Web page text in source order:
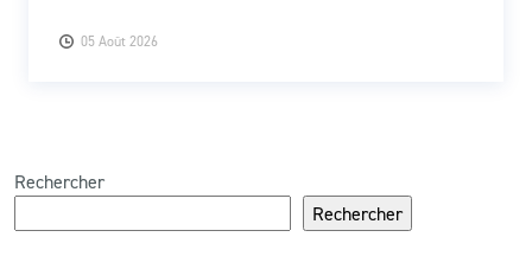
05 Août 2026
Rechercher
Rechercher